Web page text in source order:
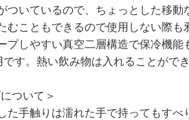
ついているので、ちょっとした移動
むこともできるので使用しない際も
プしやすい真空二層構造で保冷機能
す。熱い飲み物は入れることがで
ついて＞
た手触りは濡れた手で持ってもすべ